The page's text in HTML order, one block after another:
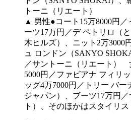
▲ 男性●コート15万8000円／
ーツ17万円／デ ペトリロ（
木ヒルズ）、ニット2万3000
ュ ロンドン（SANYO
／サントーニ（リエート）
5000円／ファビアナ フィリ
ッグ4万7000円／トリー バー
ジャパン）、ブーツ17万円
ト）、そのほかはスタイリス